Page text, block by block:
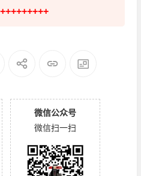
微信公众号
微信扫一扫